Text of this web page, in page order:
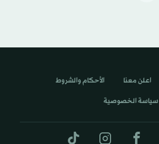
اعلن معنا الأحكام والشروط
سياسة الخصوصية